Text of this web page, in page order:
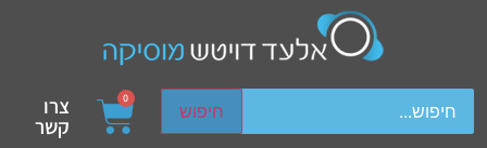
חיפוש
device users, explore by touch or with swipe gestures.
0 צרו
קשר